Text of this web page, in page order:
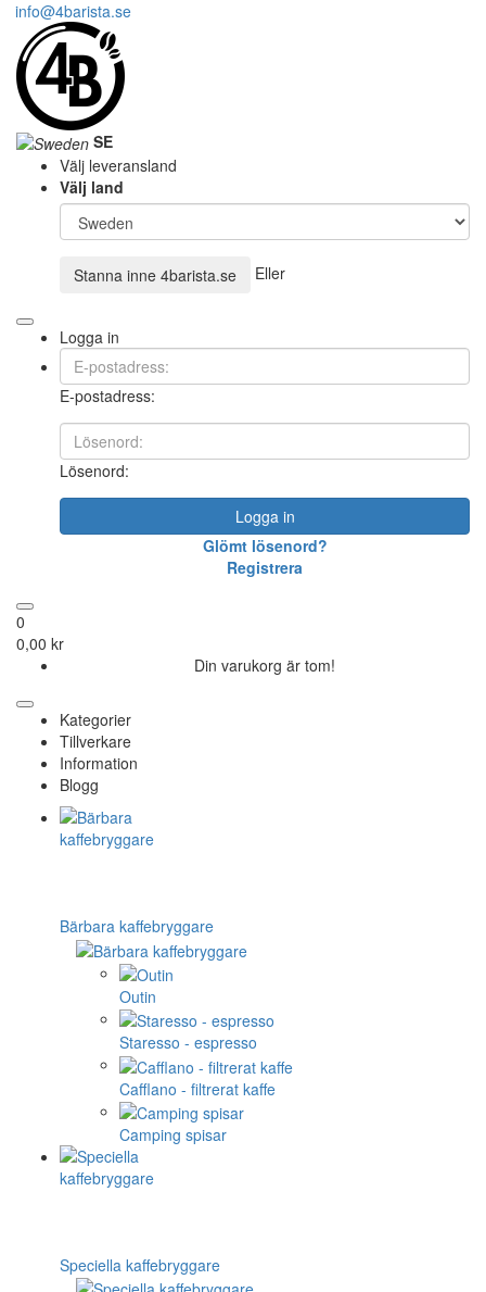
info@4barista.se
SE
Välj leveransland
Välj land
Stanna inne 4barista.se Eller
Logga in
E-postadress:
Lösenord:
Logga in
Glömt lösenord?
Registrera
0
0,00 kr
Din varukorg är tom!
Kategorier
Tillverkare
Information
Blogg
Bärbara kaffebryggare
Outin
Staresso - espresso
Cafflano - filtrerat kaffe
Camping spisar
Speciella kaffebryggare